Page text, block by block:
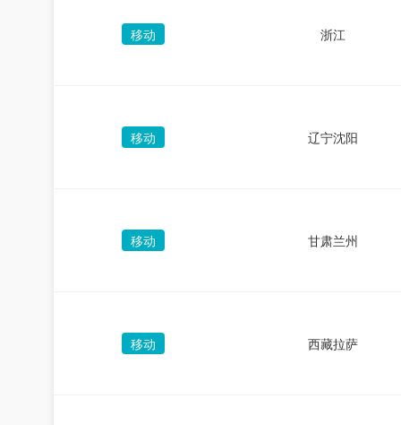
移动 浙江
移动 辽宁沈阳
移动 甘肃兰州
移动 西藏拉萨